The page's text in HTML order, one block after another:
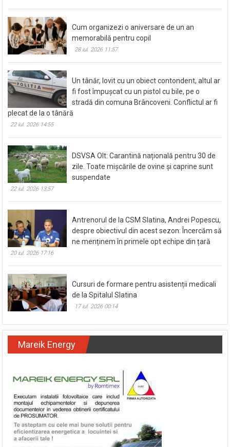
Cum organizezi o aniversare de un an
memorabilă pentru copil
28 iul. 2026 11:57
Un tânăr, lovit cu un obiect contondent, altul ar
fi fost împușcat cu un pistol cu bile, pe o
stradă din comuna Brâncoveni. Conflictul ar fi
plecat de la o tânără
22 iul. 2026 14:55
DSVSA Olt: Carantină națională pentru 30 de
zile. Toate mișcările de ovine și caprine sunt
suspendate
22 iul. 2026 13:57
Antrenorul de la CSM Slatina, Andrei Popescu,
despre obiectivul din acest sezon: Încercăm să
ne menținem în primele opt echipe din țară
20 iul. 2026 17:16
Cursuri de formare pentru asistenții medicali
de la Spitalul Slatina
17 iul. 2026 00:14
Mareik Energy